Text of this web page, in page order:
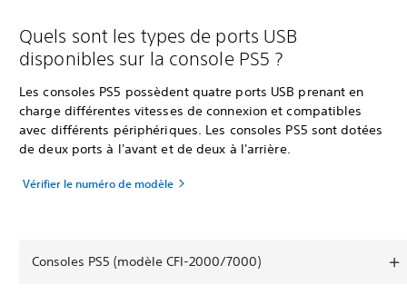
Quels sont les types de ports USB
disponibles sur la console PS5 ?
Les consoles PS5 possèdent quatre ports USB prenant en
charge différentes vitesses de connexion et compatibles
avec différents périphériques. Les consoles PS5 sont dotées
de deux ports à l'avant et de deux à l'arrière.
Vérifier le numéro de modèle
Consoles PS5 (modèle CFI-2000/7000)